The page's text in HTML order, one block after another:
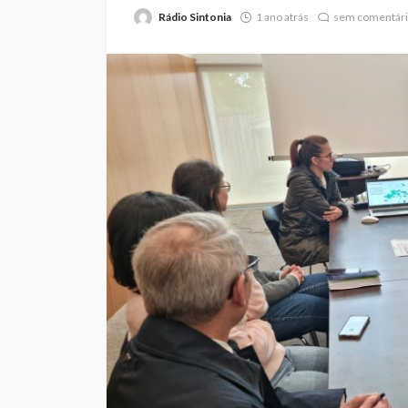
Rádio Sintonia 1 ano atrás sem